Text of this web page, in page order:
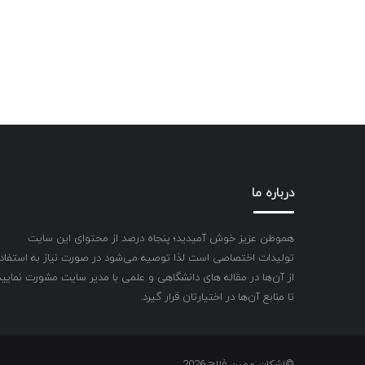
درباره ما
هموطن عزیز خوش آمیدید؛ پنجاه درصد از محتوای این سایت
تولیدات اختصاصی است لذا توصیه می‌شود در صورت نیاز به
از آن‌ها در مقاله های دانشگاهی و علمی با مدیر سایت مشورت
تا منابع آن‌ها در اختیارتان قرار گیرد.